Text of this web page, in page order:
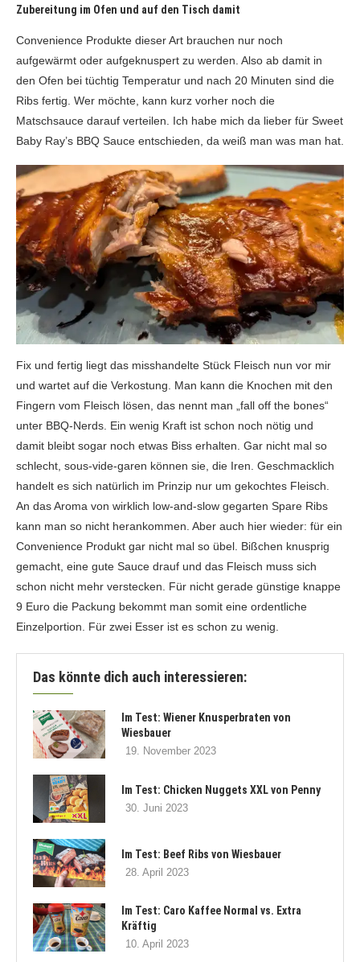
Zubereitung im Ofen und auf den Tisch damit
Convenience Produkte dieser Art brauchen nur noch
aufgewärmt oder aufgeknuspert zu werden. Also ab damit in
den Ofen bei tüchtig Temperatur und nach 20 Minuten sind die
Ribs fertig. Wer möchte, kann kurz vorher noch die
Matschsauce darauf verteilen. Ich habe mich da lieber für Sweet
Baby Ray’s BBQ Sauce entschieden, da weiß man was man hat.
Fix und fertig liegt das misshandelte Stück Fleisch nun vor mir
und wartet auf die Verkostung. Man kann die Knochen mit den
Fingern vom Fleisch lösen, das nennt man „fall off the bones“
unter BBQ-Nerds. Ein wenig Kraft ist schon noch nötig und
damit bleibt sogar noch etwas Biss erhalten. Gar nicht mal so
schlecht, sous-vide-garen können sie, die Iren. Geschmacklich
handelt es sich natürlich im Prinzip nur um gekochtes Fleisch.
An das Aroma von wirklich low-and-slow gegarten Spare Ribs
kann man so nicht herankommen. Aber auch hier wieder: für ein
Convenience Produkt gar nicht mal so übel. Bißchen knusprig
gemacht, eine gute Sauce drauf und das Fleisch muss sich
schon nicht mehr verstecken. Für nicht gerade günstige knappe
9 Euro die Packung bekommt man somit eine ordentliche
Einzelportion. Für zwei Esser ist es schon zu wenig.
Das könnte dich auch interessieren:
Im Test: Wiener Knusperbraten von
Wiesbauer
19. November 2023
Im Test: Chicken Nuggets XXL von Penny
30. Juni 2023
Im Test: Beef Ribs von Wiesbauer
28. April 2023
Im Test: Caro Kaffee Normal vs. Extra
Kräftig
10. April 2023